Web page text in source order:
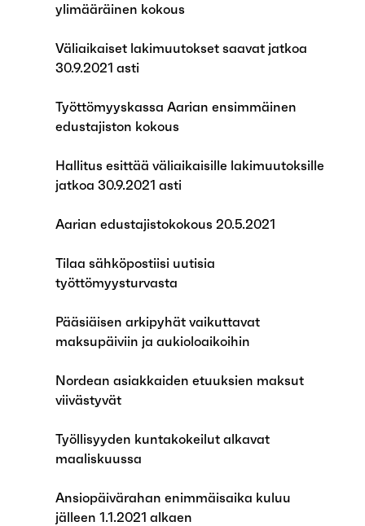
ylimääräinen kokous
Väliaikaiset lakimuutokset saavat jatkoa
30.9.2021 asti
Työttömyyskassa Aarian ensimmäinen
edustajiston kokous
Hallitus esittää väliaikaisille lakimuutoksille
jatkoa 30.9.2021 asti
Aarian edustajistokokous 20.5.2021
Tilaa sähköpostiisi uutisia
työttömyysturvasta
Pääsiäisen arkipyhät vaikuttavat
maksupäiviin ja aukioloaikoihin
Nordean asiakkaiden etuuksien maksut
viivästyvät
Työllisyyden kuntakokeilut alkavat
maaliskuussa
Ansiopäivärahan enimmäisaika kuluu
jälleen 1.1.2021 alkaen